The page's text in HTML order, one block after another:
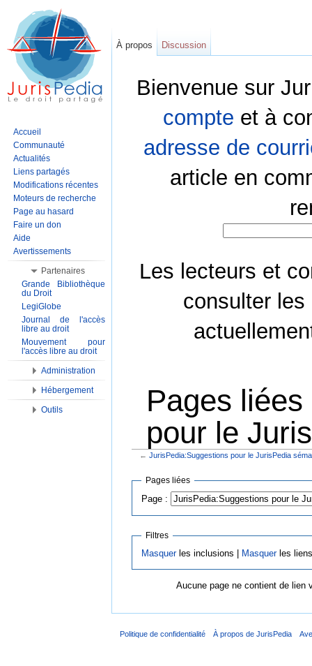
Bienvenue sur
compte et à
adresse de
article en
Les lecteurs et
consulter les
Pages
pour le
← JurisPedia:Suggestions pour le JurisPedia
Pages liées
Page :
Filtres
Masquerles inclusions | Masquerles
Aucune page ne contient de lien
À propos Discussion
Accueil
Communauté
Actualités
Liens partagés
Modifications récentes
Moteurs de recherche
Page au hasard
Faire un don
Aide
Avertissements
Partenaires
Grande Bibliothèque
du Droit
LegiGlobe
Journal de l'accès
libre au droit
Mouvement pour
l'accès libre au droit
Administration
Hébergement
Outils
Politique de confidentialité À propos de JurisPedia